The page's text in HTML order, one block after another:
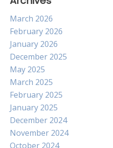
March 2026
February 2026
January 2026
December 2025
May 2025
March 2025
February 2025
January 2025
December 2024
November 2024
October 2024